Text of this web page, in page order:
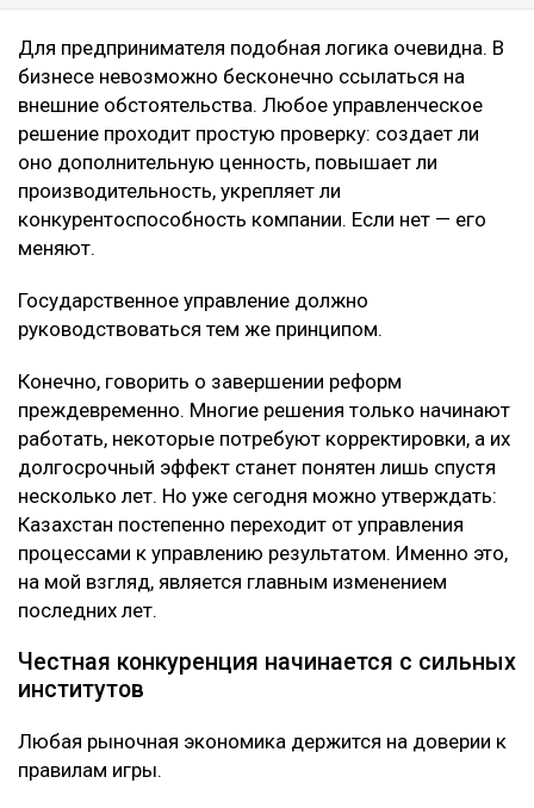
Для предпринимателя подобная логика очевидна. В
бизнесе невозможно бесконечно ссылаться на
внешние обстоятельства. Любое управленческое
решение проходит простую проверку: создает ли
оно дополнительную ценность, повышает ли
производительность, укрепляет ли
конкурентоспособность компании. Если нет — его
меняют.
Государственное управление должно
руководствоваться тем же принципом.
Конечно, говорить о завершении реформ
преждевременно. Многие решения только начинают
работать, некоторые потребуют корректировки, а их
долгосрочный эффект станет понятен лишь спустя
несколько лет. Но уже сегодня можно утверждать:
Казахстан постепенно переходит от управления
процессами к управлению результатом. Именно это,
на мой взгляд, является главным изменением
последних лет.
Честная конкуренция начинается с сильных
институтов
Любая рыночная экономика держится на доверии к
правилам игры.